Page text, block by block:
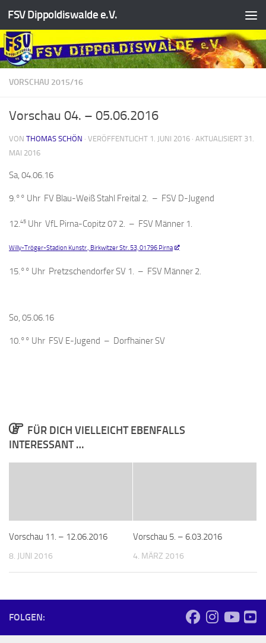
Zum Inhalt springen
FSV Dippoldiswalde e.V.
VORSCHAU 2015/16
Vorschau 04. – 05.06.2016
VON THOMAS SCHÖN · VERÖFFENTLICHT 1. JUNI 2016 · AKTUALISIERT 31.
MAI 2016
Sa, 04.06.16
9.°° Uhr FV Blau-Weiß Stahl Freital 2. – FSV D-Jugend
12.45 Uhr VfL Pirna-Copitz 07 2. – FSV Männer 1.
Willy-Tröger-Stadion Kunstr., Birkwitzer Str. 53, 01796 Pirna
15.°° Uhr Pretzschendorfer SV 1. – FSV Männer 2.
So, 05.06.16
10.°° Uhr FSV E-Jugend – Dorfhainer SV
FÜR DICH VIELLEICHT EBENFALLS
INTERESSANT …
Vorschau 11. – 12.06.2016
8. JUNI 2016
Vorschau 5. – 6.03.2016
4. MÄRZ 2016
FOLGEN: